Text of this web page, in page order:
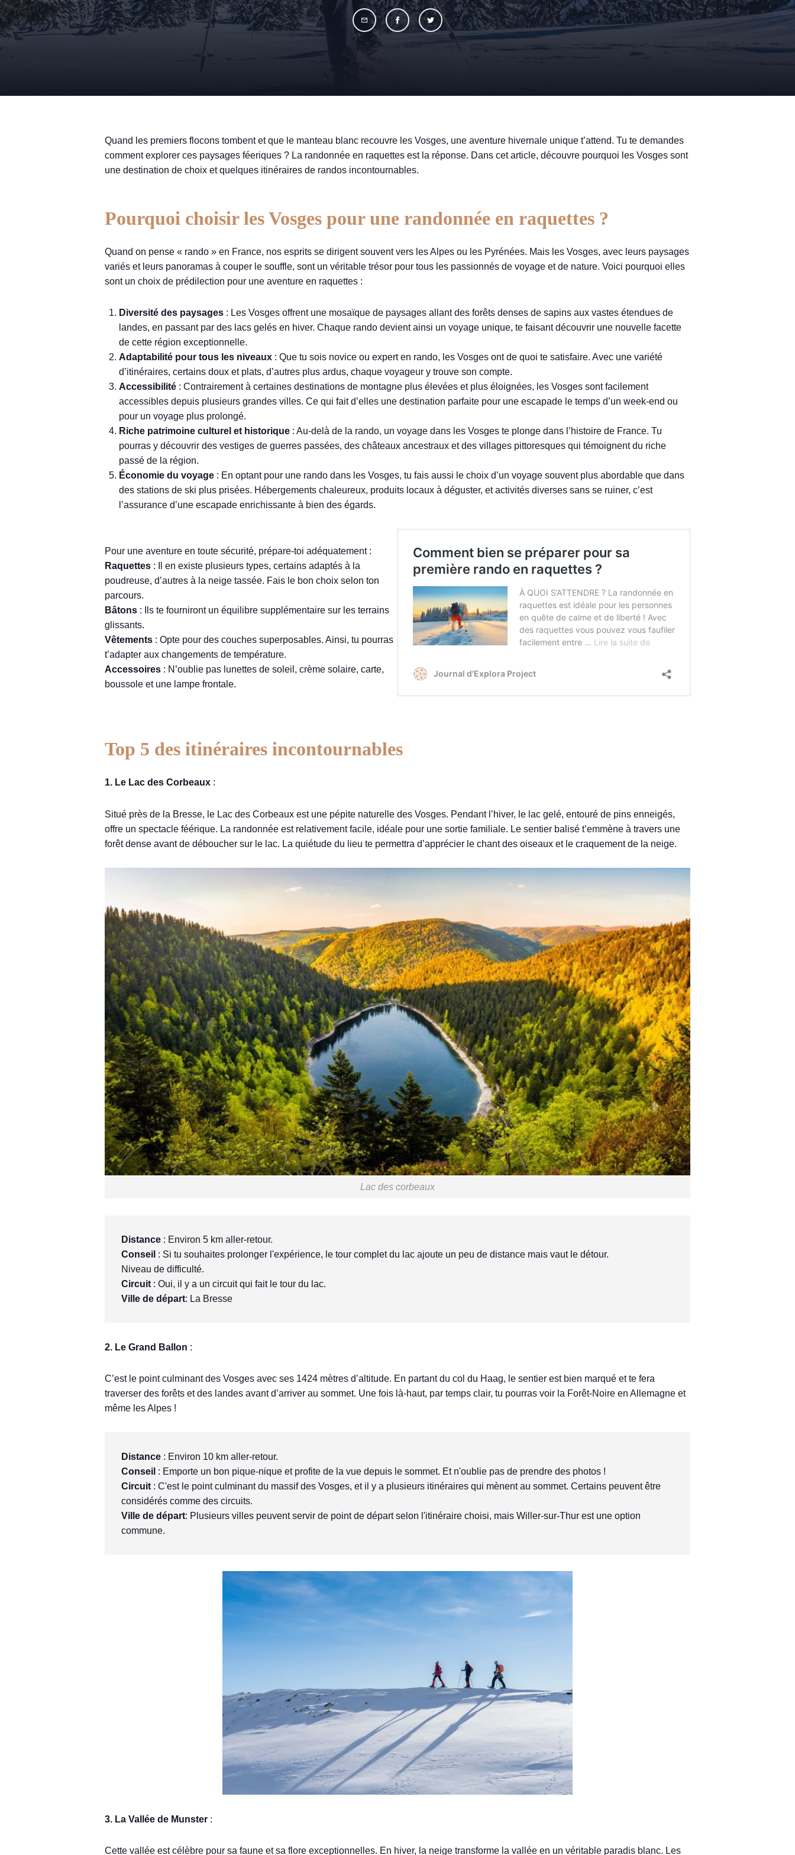
Quand les premiers flocons tombent et que le manteau blanc recouvre les Vosges, une aventure hivernale unique t’attend. Tu te demandes
comment explorer ces paysages féeriques ? La randonnée en raquettes est la réponse. Dans cet article, découvre pourquoi les Vosges sont
une destination de choix et quelques itinéraires de randos incontournables.
Pourquoi choisir les Vosges pour une randonnée en raquettes ?
Quand on pense « rando » en France, nos esprits se dirigent souvent vers les Alpes ou les Pyrénées. Mais les Vosges, avec leurs paysages
variés et leurs panoramas à couper le souffle, sont un véritable trésor pour tous les passionnés de voyage et de nature. Voici pourquoi elles
sont un choix de prédilection pour une aventure en raquettes :
Diversité des paysages : Les Vosges offrent une mosaïque de paysages allant des forêts denses de sapins aux vastes étendues de
landes, en passant par des lacs gelés en hiver. Chaque rando devient ainsi un voyage unique, te faisant découvrir une nouvelle facette
de cette région exceptionnelle.
Adaptabilité pour tous les niveaux : Que tu sois novice ou expert en rando, les Vosges ont de quoi te satisfaire. Avec une variété
d’itinéraires, certains doux et plats, d’autres plus ardus, chaque voyageur y trouve son compte.
Accessibilité : Contrairement à certaines destinations de montagne plus élevées et plus éloignées, les Vosges sont facilement
accessibles depuis plusieurs grandes villes. Ce qui fait d’elles une destination parfaite pour une escapade le temps d’un week-end ou
pour un voyage plus prolongé.
Riche patrimoine culturel et historique : Au-delà de la rando, un voyage dans les Vosges te plonge dans l’histoire de France. Tu
pourras y découvrir des vestiges de guerres passées, des châteaux ancestraux et des villages pittoresques qui témoignent du riche
passé de la région.
Économie du voyage : En optant pour une rando dans les Vosges, tu fais aussi le choix d’un voyage souvent plus abordable que dans
des stations de ski plus prisées. Hébergements chaleureux, produits locaux à déguster, et activités diverses sans se ruiner, c’est
l’assurance d’une escapade enrichissante à bien des égards.
Pour une aventure en toute sécurité, prépare-toi adéquatement :
Raquettes : Il en existe plusieurs types, certains adaptés à la
poudreuse, d’autres à la neige tassée. Fais le bon choix selon ton
parcours.
Bâtons : Ils te fourniront un équilibre supplémentaire sur les terrains
glissants.
Vêtements : Opte pour des couches superposables. Ainsi, tu pourras
t’adapter aux changements de température.
Accessoires : N’oublie pas lunettes de soleil, crème solaire, carte,
boussole et une lampe frontale.
Top 5 des itinéraires incontournables
1. Le Lac des Corbeaux :
Situé près de la Bresse, le Lac des Corbeaux est une pépite naturelle des Vosges. Pendant l’hiver, le lac gelé, entouré de pins enneigés,
offre un spectacle féérique. La randonnée est relativement facile, idéale pour une sortie familiale. Le sentier balisé t’emmène à travers une
forêt dense avant de déboucher sur le lac. La quiétude du lieu te permettra d’apprécier le chant des oiseaux et le craquement de la neige.
Lac des corbeaux
Distance : Environ 5 km aller-retour.
Conseil : Si tu souhaites prolonger l'expérience, le tour complet du lac ajoute un peu de distance mais vaut le détour.
Niveau de difficulté.
Circuit : Oui, il y a un circuit qui fait le tour du lac.
Ville de départ: La Bresse
2. Le Grand Ballon :
C’est le point culminant des Vosges avec ses 1424 mètres d’altitude. En partant du col du Haag, le sentier est bien marqué et te fera
traverser des forêts et des landes avant d’arriver au sommet. Une fois là-haut, par temps clair, tu pourras voir la Forêt-Noire en Allemagne et
même les Alpes !
Distance : Environ 10 km aller-retour.
Conseil : Emporte un bon pique-nique et profite de la vue depuis le sommet. Et n'oublie pas de prendre des photos !
Circuit : C'est le point culminant du massif des Vosges, et il y a plusieurs itinéraires qui mènent au sommet. Certains peuvent être
considérés comme des circuits.
Ville de départ: Plusieurs villes peuvent servir de point de départ selon l'itinéraire choisi, mais Willer-sur-Thur est une option
commune.
3. La Vallée de Munster :
Cette vallée est célèbre pour sa faune et sa flore exceptionnelles. En hiver, la neige transforme la vallée en un véritable paradis blanc. Les